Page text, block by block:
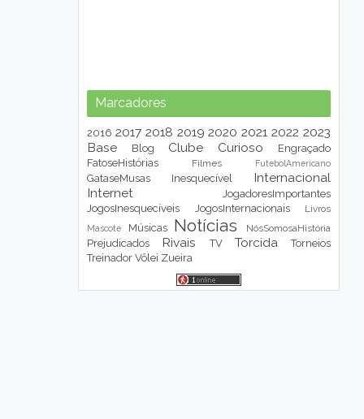
Marcadores
2016 2017 2018 2019 2020 2021 2022 2023
Base
Blog Clube Curioso
Engraçado
FatoseHistórias
Filmes FutebolAmericano
GataseMusas Inesquecível
Internacional
Internet
JogadoresImportantes
JogosInesquecíveis
JogosInternacionais Livros
Mascote Músicas Notícias NósSomosaHistória
Prejudicados Rivais TV Torcida
Torneios
Treinador Vôlei Zueira